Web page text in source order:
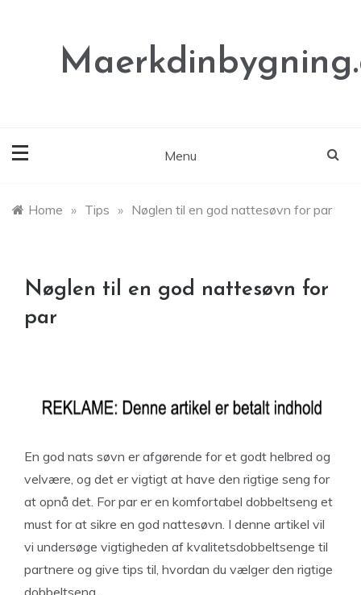
Menu
Home » Tips » Nøglen til en god nattesøvn for par
Nøglen til en god nattesøvn for
par
En god nats søvn er afgørende for et godt helbred og
velvære, og det er vigtigt at have den rigtige seng for
at opnå det. For par er en komfortabel dobbeltseng et
must for at sikre en god nattesøvn. I denne artikel vil
vi undersøge vigtigheden af kvalitetsdobbeltsenge til
partnere og give tips til, hvordan du vælger den rigtige
dobbeltseng.